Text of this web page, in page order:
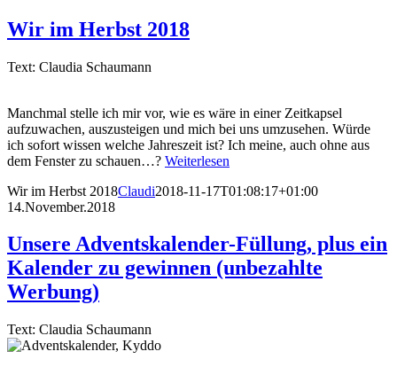
Wir im Herbst 2018
Text: Claudia Schaumann
Manchmal stelle ich mir vor, wie es wäre in einer Zeitkapsel
aufzuwachen, auszusteigen und mich bei uns umzusehen. Würde
ich sofort wissen welche Jahreszeit ist? Ich meine, auch ohne aus
dem Fenster zu schauen…? Weiterlesen
Wir im Herbst 2018Claudi2018-11-17T01:08:17+01:00
14.November.2018
Unsere Adventskalender-Füllung, plus ein
Kalender zu gewinnen (unbezahlte
Werbung)
Text: Claudia Schaumann